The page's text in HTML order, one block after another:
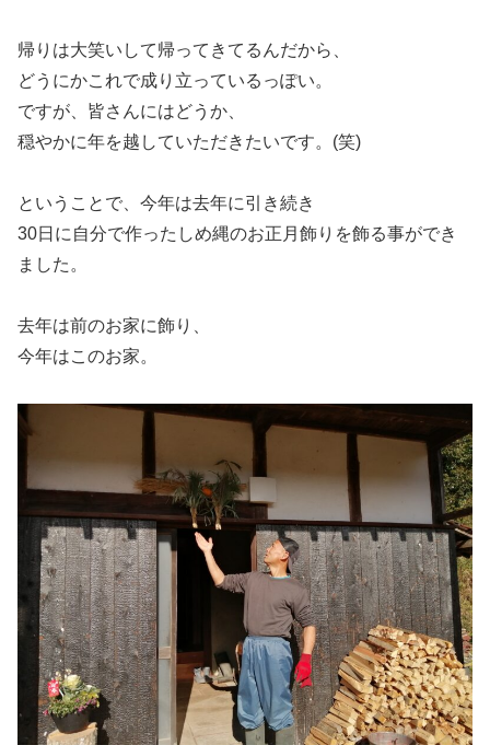
帰りは大笑いして帰ってきてるんだから、
どうにかこれで成り立っているっぽい。
ですが、皆さんにはどうか、
穏やかに年を越していただきたいです。(笑)
ということで、今年は去年に引き続き
30日に自分で作ったしめ縄のお正月飾りを飾る事ができ
ました。
去年は前のお家に飾り、
今年はこのお家。